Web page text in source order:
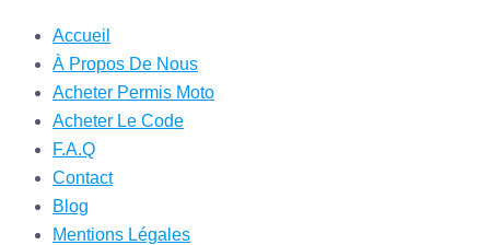
Accueil
À Propos De Nous
Acheter Permis Moto
Acheter Le Code
F.A.Q
Contact
Blog
Mentions Légales